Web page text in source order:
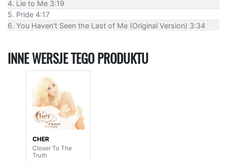
4. Lie to Me 3:19
5. Pride 4:17
6. You Haven't Seen the Last of Me (Original Version) 3:34
INNE WERSJE TEGO PRODUKTU
CHER
Closer To The
Truth